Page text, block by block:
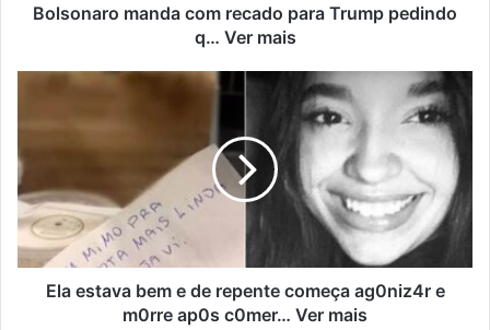
Bolsonaro manda com recado para Trump pedindo
q… Ver mais
Ela estava bem e de repente começa ag0niz4r e
m0rre ap0s c0mer… Ver mais